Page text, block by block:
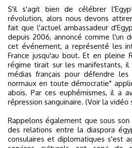
S'il s'agit bien de célébrer
révolution, alors nous devons
fait que l'actuel ambassadeur
depuis 2006, annoncé comme l'un
cet événement, a représenté les
France jusqu'au bout. Et en pleine
régime tirait sur les manifestants, il
médias français pour défendre
normaux en toute démocratie"
abois. Par ces euphémismes, il a
répression sanguinaire. (Voir la vidéo
Rappelons également que sous
des relations entre la diaspora
consulaires et diplomatiques s'est